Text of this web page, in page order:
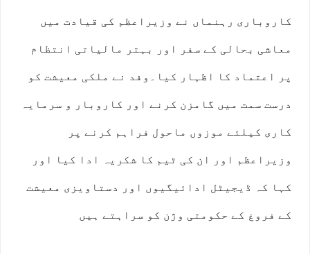
کاروباری رہنماں نے وزیراعظم کی قیادت میں
معاشی بحالی کے سفر اور بہتر مالیاتی انتظام
پر اعتماد کا اظہار کیا۔وفد نے ملکی معیشت کو
درست سمت میں گامزن کرنے اور کاروبار و سرمایہ
کاری کیلئے موزوں ماحول فراہم کرنے پر
وزیراعظم اور ان کی ٹیم کا شکریہ ادا کیا اور
کہا کہ ڈیجیٹل ادائیگیوں اور دستاویزی معیشت
کے فروغ کے حکومتی وژن کو سراہتے ہیں